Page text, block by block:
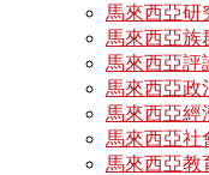
馬來西亞研
馬來西亞族
馬來西亞評
馬來西亞政
馬來西亞經
馬來西亞社
馬來西亞教